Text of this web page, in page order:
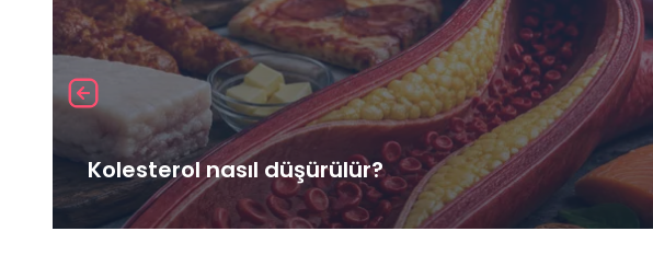
Kolesterol nasıl düşürülür?